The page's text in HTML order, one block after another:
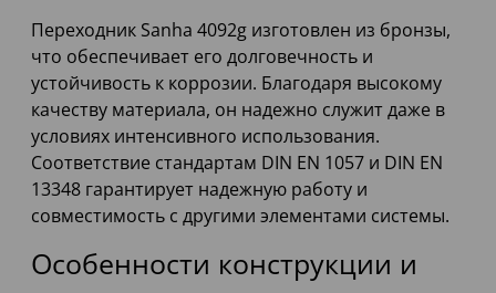
Переходник Sanha 4092g изготовлен из бронзы,
что обеспечивает его долговечность и
устойчивость к коррозии. Благодаря высокому
качеству материала, он надежно служит даже в
условиях интенсивного использования.
Соответствие стандартам DIN EN 1057 и DIN EN
13348 гарантирует надежную работу и
совместимость с другими элементами системы.
Особенности конструкции и